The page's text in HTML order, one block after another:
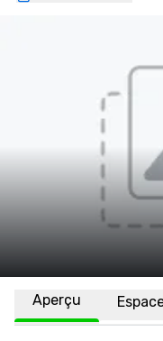
Aperçu